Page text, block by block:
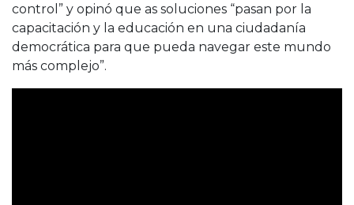
control” y opinó que as soluciones “pasan por la
capacitación y la educación en una ciudadanía
democrática para que pueda navegar este mundo
más complejo”.